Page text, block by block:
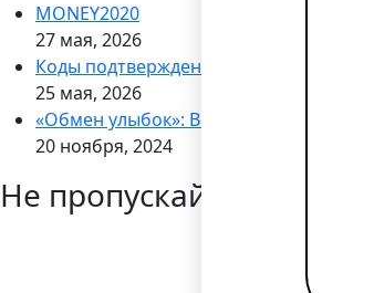
MONEY2020
27 мая, 2026
Коды подтверждения через WhatsApp
25 мая, 2026
«Обмен улыбок»: Bilderlings
20 ноября, 2024
Не пропускайте новости